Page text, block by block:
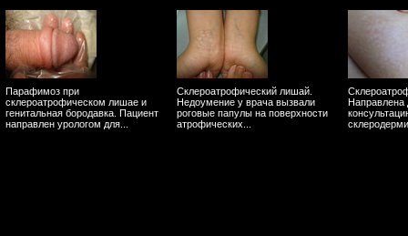
Парафимоз при
склероатрофическом лишае и
генитальная бородавка. Пациент
направлен урологом для...
Склероатрофический лишай.
Недоумение у врача вызвали
роговые папулы на поверхности
атрофических...
Направлена